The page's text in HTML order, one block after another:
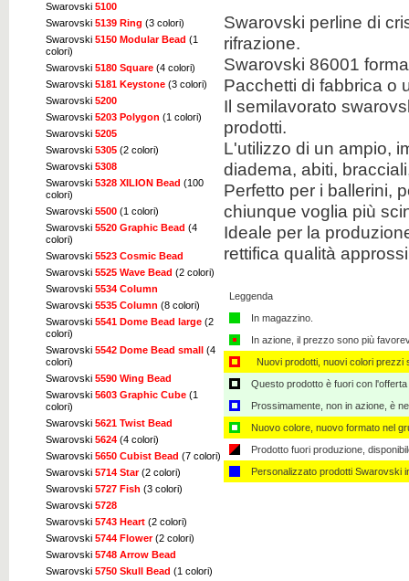
Swarovski 5100
Swarovski 5139 Ring (3 colori)
Swarovski 5150 Modular Bead (1
colori)
Swarovski 5180 Square (4 colori)
Swarovski 5181 Keystone (3 colori)
Swarovski 5200
Swarovski 5203 Polygon (1 colori)
Swarovski 5205
Swarovski 5305 (2 colori)
Swarovski 5308
Swarovski 5328 XILION Bead (100
colori)
Swarovski 5500 (1 colori)
Swarovski 5520 Graphic Bead (4
colori)
Swarovski 5523 Cosmic Bead
Swarovski 5525 Wave Bead (2 colori)
Swarovski 5534 Column
Swarovski 5535 Column (8 colori)
Swarovski 5541 Dome Bead large (2
colori)
Swarovski 5542 Dome Bead small (4
colori)
Swarovski 5590 Wing Bead
Swarovski 5603 Graphic Cube (1
colori)
Swarovski 5621 Twist Bead
Swarovski 5624 (4 colori)
Swarovski 5650 Cubist Bead (7 colori)
Swarovski 5714 Star(2 colori)
Swarovski 5727 Fish (3 colori)
Swarovski 5728
Swarovski 5743 Heart (2 colori)
Swarovski 5744 Flower(2 colori)
Swarovski 5748 Arrow Bead
Swarovski 5750 Skull Bead (1 colori)
Swarovski perline di
rifrazione.
Swarovski 86001
Pacchetti di fabbrica o
Il semilavorato
prodotti.
L'utilizzo di un ampio,
diadema, abiti,
Perfetto per i ballerini,
chiunque voglia più
Ideale per la
rettifica qualità
Leggenda
In magazzino.
In azione, il prezzo sono più
Nuovi prodotti, nuovi colori prezzi
Questo prodotto è fuori con
Prossimamente, non in azione, è
Nuovo colore, nuovo formato nel
Prodotto fuori produzione,
Personalizzato ​​prodotti Swarovski